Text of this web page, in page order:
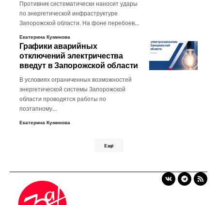
Противник систематически наносит удары
по энергетической инфраструктуре
Запорожской области. На фоне перебоев…
Екатерина Куминова
Графики аварийных
отключений электричества
введут в Запорожской области
В условиях ограниченных возможностей
энергетической системы Запорожской
области проводятся работы по
поэтапному…
Екатерина Куминова
Ещё